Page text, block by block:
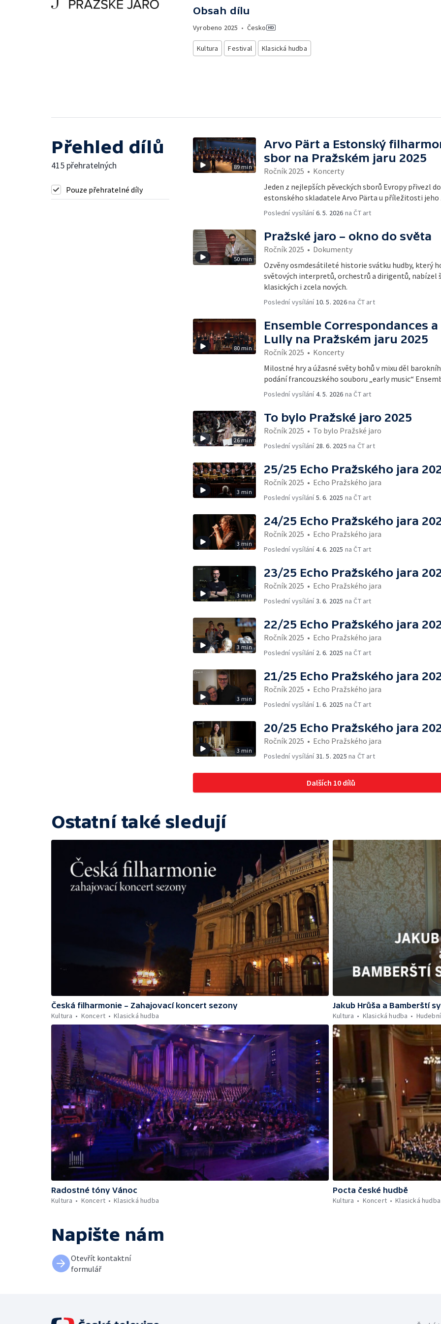
Obsah dílu
Vyrobeno 2025 • Česko
Kultura Festival Klasická hudba
Přehled dílů
415 přehratelných
Pouze přehratelné díly
89 min
Arvo Pärt a Estonský
sbor na Pražském jaru 2025
Ročník 2025 • Koncerty
Jeden z nejlepších pěveckých sborů Evropy přivezl
estonského skladatele Arvo Pärta u příležitosti
Poslední vysílání6. 5. 2026 na ČT art
50 min
Pražské jaro – okno do světa
Ročník 2025 • Dokumenty
Ozvěny osmdesátileté historie svátku hudby, který
světových interpretů, orchestrů a dirigentů, nabízel
klasických i zcela nových.
Poslední vysílání 10. 5. 2026na ČT art
80 min
Ensemble Correspondances
Lully na Pražském jaru 2025
Ročník 2025 • Koncerty
Milostné hry a úžasné světy bohů v mixu děl
podání francouzského souboru „early music“
Poslední vysílání4. 5. 2026 na ČT art
26 min
To bylo Pražské jaro 2025
Ročník 2025 • To bylo Pražské jaro
Poslední vysílání 28. 6. 2025 na ČT art
3 min
25/25 Echo Pražského jara
Ročník 2025 • Echo Pražského jara
Poslední vysílání5. 6. 2025 na ČT art
3 min
24/25 Echo Pražského jara
Ročník 2025 • Echo Pražského jara
Poslední vysílání4. 6. 2025 na ČT art
3 min
23/25 Echo Pražského jara
Ročník 2025 • Echo Pražského jara
Poslední vysílání3. 6. 2025 na ČT art
3 min
22/25 Echo Pražského jara
Ročník 2025 • Echo Pražského jara
Poslední vysílání 2. 6. 2025 na ČT art
3 min
21/25 Echo Pražského jara
Ročník 2025 • Echo Pražského jara
Poslední vysílání 1. 6. 2025 na ČT art
3 min
20/25 Echo Pražského jara
Ročník 2025 • Echo Pražského jara
Poslední vysílání31. 5. 2025 na ČT art
Dalších 10 dílů
Ostatní také sledují
Česká filharmonie – Zahajovací koncert sezony
Kultura
Koncert Klasická hudba
Jakub Hrůša a Bamberští
Kultura
Klasická hudba
Radostné tóny Vánoc
Kultura
Koncert Klasická hudba
Pocta české hudbě
Kultura
Koncert Klasická hudba
Napište nám
Otevřít kontaktní
formulář